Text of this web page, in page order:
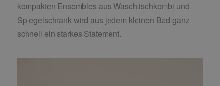
kompakten Ensembles aus Waschtischkombi und
Spiegelschrank wird aus jedem kleinen Bad ganz
schnell ein starkes Statement.